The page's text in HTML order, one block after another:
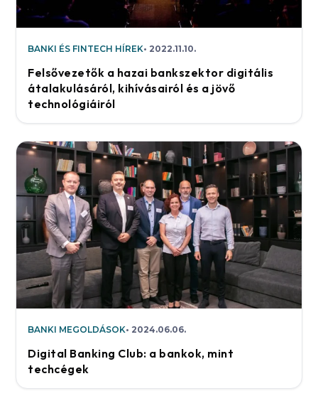
BANKI ÉS FINTECH HÍREK 2022.11.10.
Felsővezetők a hazai bankszektor digitális
átalakulásáról, kihívásairól és a jövő
technológiáiról
BANKI MEGOLDÁSOK 2024.06.06.
Digital Banking Club: a bankok, mint
techcégek